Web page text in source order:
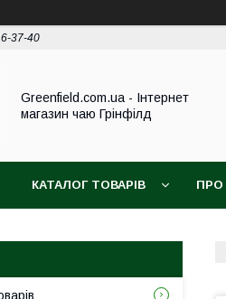
37-40
Greenfield.com.ua - Інтернет
магазин чаю Грінфілд
КАТАЛОГ ТОВАРІВ ПРО